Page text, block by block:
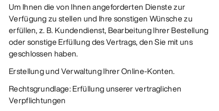
Um Ihnen die von Ihnen angeforderten Dienste zur
Verfügung zu stellen und Ihre sonstigen Wünsche zu
erfüllen, z. B. Kundendienst, Bearbeitung Ihrer Bestellung
oder sonstige Erfüllung des Vertrags, den Sie mit uns
geschlossen haben.
Erstellung und Verwaltung Ihrer Online-Konten.
Rechtsgrundlage: Erfüllung unserer vertraglichen
Verpflichtungen